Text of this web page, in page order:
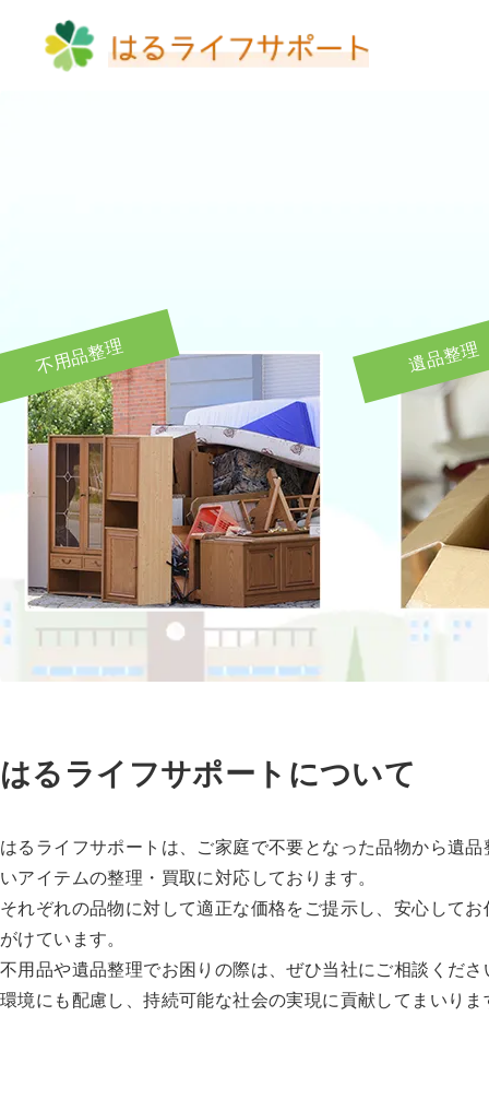
不用品整理 遺品整理
はるライフサポートについて
はるライフサポートは、ご家庭で不要となった品物から遺
いアイテムの整理・買取に対応しております。
それぞれの品物に対して適正な価格をご提示し、安心して
がけています。
不用品や遺品整理でお困りの際は、ぜひ当社にご相談くださ
環境にも配慮し、持続可能な社会の実現に貢献してまいりま